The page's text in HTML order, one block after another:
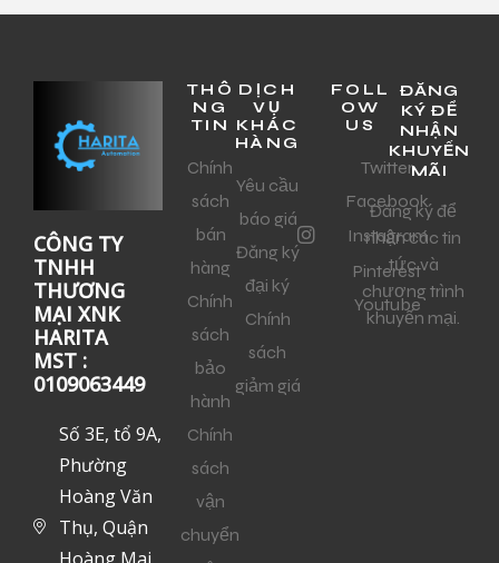
CÔNG TY
TNHH
THƯƠNG
MẠI XNK
HARITA
MST :
0109063449
Số 3E, tổ 9A,
Phường
Hoàng Văn
Thụ, Quận
THÔ
NG
TIN
Chính
sách
bán
hàng
Chính
sách
bảo
hành
Chính
sách
vận
chuyển
DỊCH
VỤ
KHÁC
HÀNG
Yêu cầu
báo giá
Đăng ký
đại ký
Chính
sách
giảm giá
FOLL
OW
US
Twitter
Facebook
Instagram
Pinterest
Youtube
ĐĂNG
KÝ ĐỂ
NHẬN
KHUYẾN
MÃI
Đăng ký để
nhận các tin
tức và
chương trình
khuyến mại.